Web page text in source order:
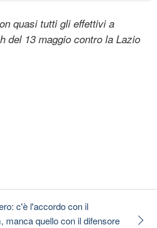
quasi tutti gli effettivi a
del 13 maggio contro la Lazio
c'è l'accordo con il
manca quello con il difensore